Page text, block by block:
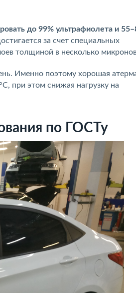
до 99% ультрафиолета и
за счет специальных
толщиной в несколько
Именно поэтому хорошая
при этом снижая нагрузку на
по ГОСТу